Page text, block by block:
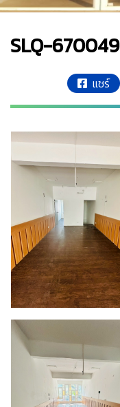
SLQ-670049
แชร์